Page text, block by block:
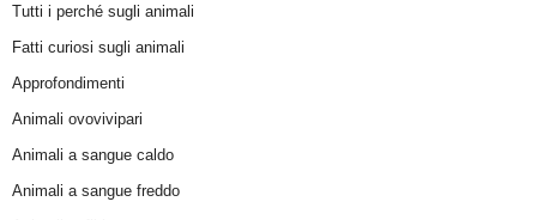
Tutti i perché sugli animali
Fatti curiosi sugli animali
Approfondimenti
Animali ovovivipari
Animali a sangue caldo
Animali a sangue freddo